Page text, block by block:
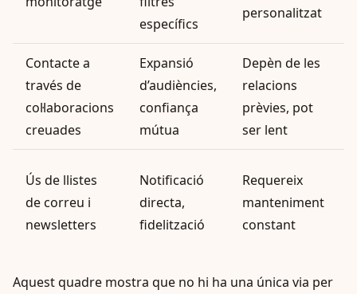
específics
personalitzat
Contacte a
través de
col·laboracions
creuades
Expansió
d’audiències,
confiança
mútua
Depèn de les
relacions
prèvies, pot
ser lent
Ús de llistes
de correu i
newsletters
Notificació
directa,
fidelització
Requereix
manteniment
constant
Aquest quadre mostra que no hi ha una única via per